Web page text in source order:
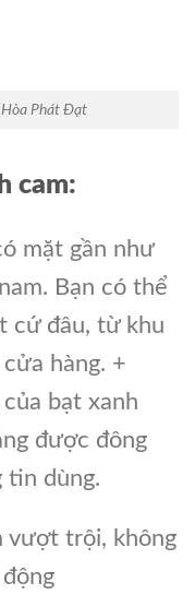
Hòa Phát Đạt
cam:
mặt gần như
Bạn có thể
cứ đâu, từ khu
hàng. +
bạt xanh
được đông
tin dùng.
vượt trội, không